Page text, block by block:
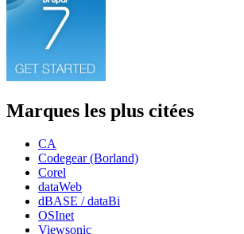
Marques les plus citées
CA
Codegear (Borland)
Corel
dataWeb
dBASE / dataBi
OSInet
Viewsonic